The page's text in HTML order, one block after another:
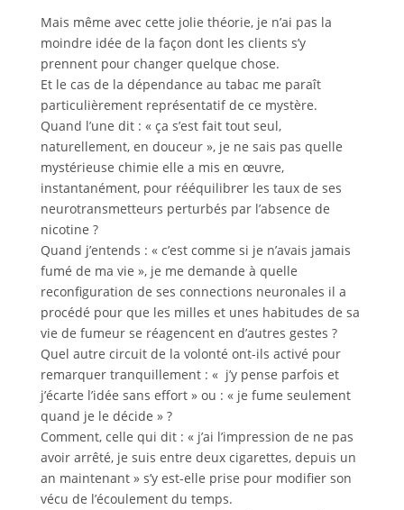
Mais même avec cette jolie théorie, je n’ai pas la
moindre idée de la façon dont les clients s’y
prennent pour changer quelque chose.
Et le cas de la dépendance au tabac me paraît
particulièrement représentatif de ce mystère.
Quand l’une dit : « ça s’est fait tout seul,
naturellement, en douceur », je ne sais pas quelle
mystérieuse chimie elle a mis en œuvre,
instantanément, pour rééquilibrer les taux de ses
neurotransmetteurs perturbés par l’absence de
nicotine ?
Quand j’entends : « c’est comme si je n’avais jamais
fumé de ma vie », je me demande à quelle
reconfiguration de ses connections neuronales il a
procédé pour que les milles et unes habitudes de sa
vie de fumeur se réagencent en d’autres gestes ?
Quel autre circuit de la volonté ont-ils activé pour
remarquer tranquillement : « j’y pense parfois et
j’écarte l’idée sans effort » ou : « je fume seulement
quand je le décide » ?
Comment, celle qui dit : « j’ai l’impression de ne pas
avoir arrêté, je suis entre deux cigarettes, depuis un
an maintenant » s’y est-elle prise pour modifier son
vécu de l’écoulement du temps.